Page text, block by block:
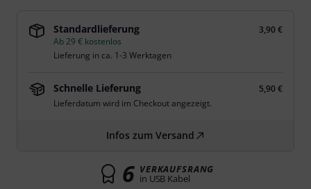
Standardlieferung
3,90 €
Ab 29 € kostenlos
Lieferung in ca. 1-3 Werktagen
Schnelle Lieferung
5,90 €
Lieferdatum wird im Checkout angezeigt.
Infos zum Versand
6 VERKAUFSRANG
in USB Kabel